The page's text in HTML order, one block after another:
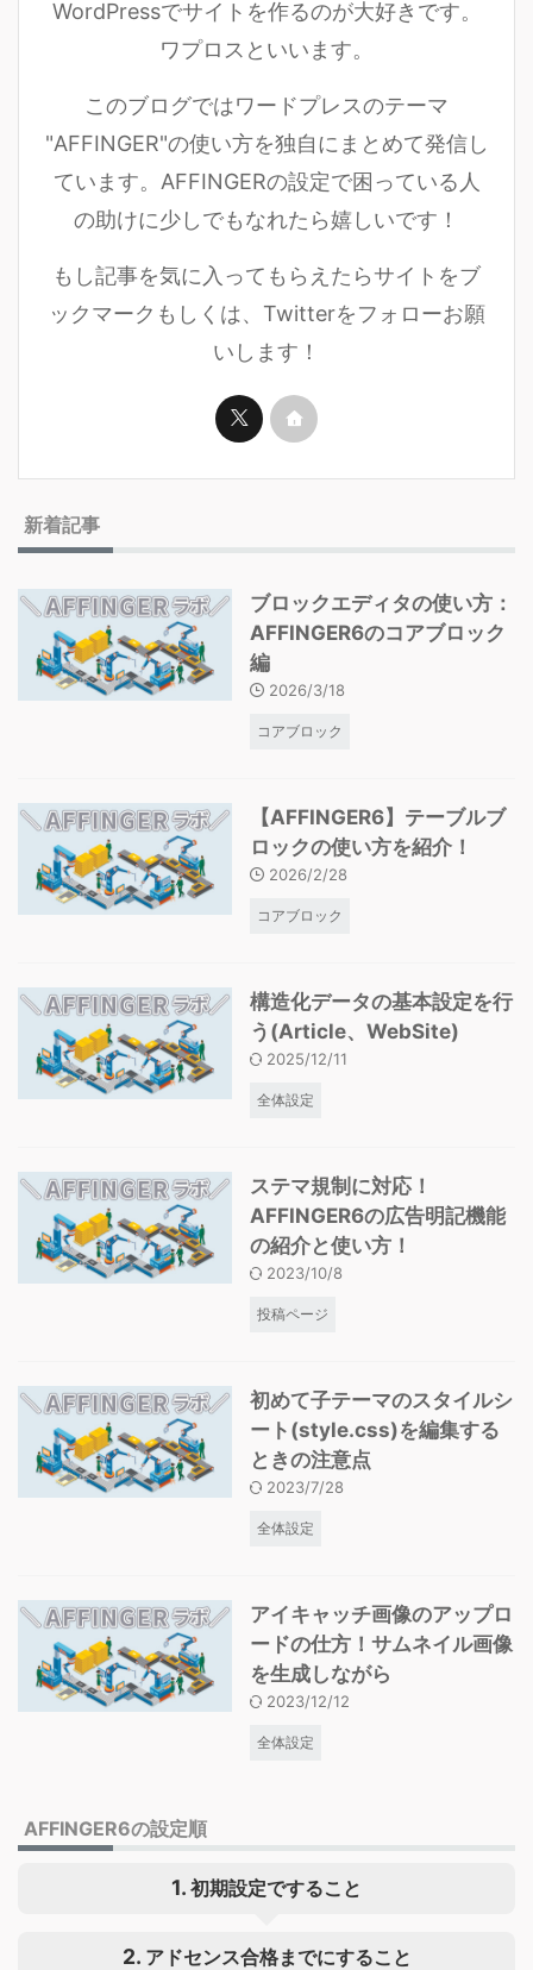
WordPressでサイトを作るのが大好きです。
ワプロスといいます。
このブログではワードプレスのテーマ
"AFFINGER"の使い方を独自にまとめて発信し
ています。AFFINGERの設定で困っている人
の助けに少しでもなれたら嬉しいです！
もし記事を気に入ってもらえたらサイトをブ
ックマークもしくは、Twitterをフォローお願
いします！
新着記事
ブロックエディタの使い方：
AFFINGER6のコアブロック
編
2026/3/18
コアブロック
【AFFINGER6】テーブルブ
ロックの使い方を紹介！
2026/2/28
コアブロック
構造化データの基本設定を行
う(Article、WebSite)
2025/12/11
全体設定
ステマ規制に対応！
AFFINGER6の広告明記機能
の紹介と使い方！
2023/10/8
投稿ページ
初めて子テーマのスタイルシ
ート(style.css)を編集する
ときの注意点
2023/7/28
全体設定
アイキャッチ画像のアップロ
ードの仕方！サムネイル画像
を生成しながら
2023/12/12
全体設定
AFFINGER6の設定順
初期設定ですること
アドセンス合格までにすること